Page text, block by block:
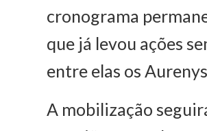
cronograma
que já levou ações
entre elas os
A mobilização